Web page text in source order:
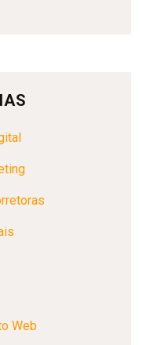
Web